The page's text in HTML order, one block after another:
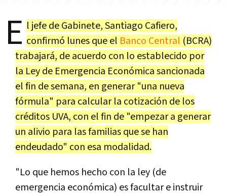
E l jefe de Gabinete, Santiago Cafiero,
confirmó lunes que el Banco Central (BCRA)
trabajará, de acuerdo con lo establecido por
la Ley de Emergencia Económica sancionada
el fin de semana, en generar "una nueva
fórmula" para calcular la cotización de los
créditos UVA, con el fin de "empezar a generar
un alivio para las familias que se han
endeudado" con esa modalidad.
"Lo que hemos hecho con la ley (de
emergencia económica) es facultar e instruir